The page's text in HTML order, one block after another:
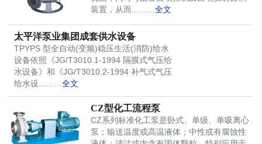
装置，从而...…… 全文
太平洋泵业集团成套供水设备
TPYPS 型全自动(变频)稳压生活(消防)给水
设备依照《JG/T3010.1-1994 隔膜式气压给
水设备》和《JG/T3010.2-1994 补气式气压
给水设...……全文
CZ型化工流程泵
CZ系列标准化工泵是卧式、单级、单吸离心
泵；输送温度或高温液体；中性或有腐蚀性